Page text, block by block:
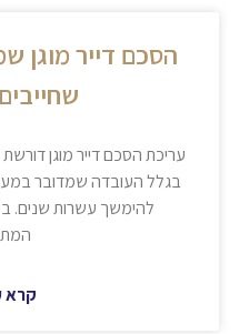
הסכם דייר מוגן
עריכת הסכם דייר מוגן
בגלל העובדה שמדובר
להימשך עשרות שנים.
קרא